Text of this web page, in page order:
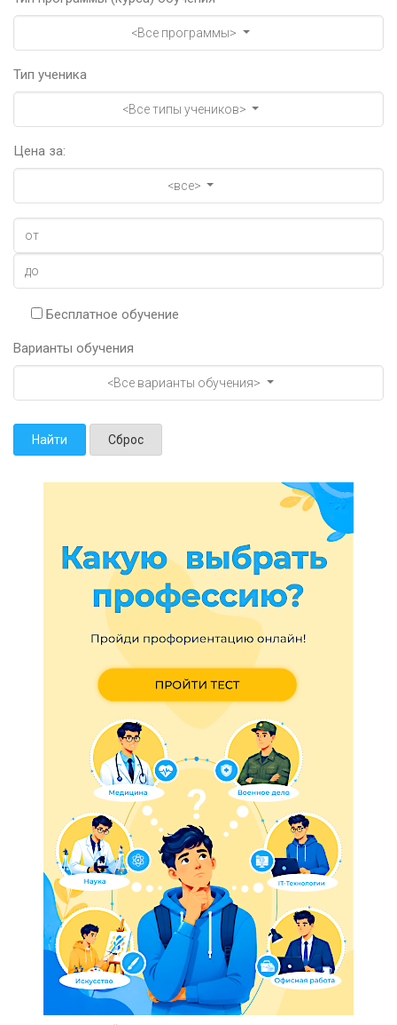
<Все программы>
Тип ученика
<Все типы учеников>
Цена за:
<все>
Бесплатное обучение
Варианты обучения
<Все варианты обучения>
Найти Сброс